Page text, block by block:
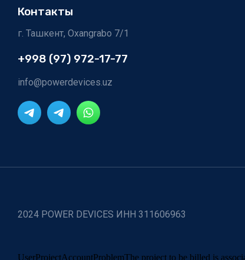
Контакты
г. Ташкент, Oxangrabo 7/1
+998 (97) 972-17-77
info@powerdevices.uz
2024 POWER DEVICES ИНН 311606963